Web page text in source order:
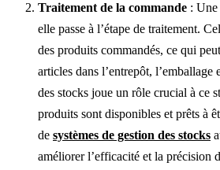
Traitement de la commande :
elle passe à l’étape de traitement.
des produits commandés, ce qui
articles dans l’entrepôt, l’emballage
des stocks joue un rôle crucial à ce
produits sont disponibles et prêts à
de systèmes de gestion des stocks
améliorer l’efficacité et la précision